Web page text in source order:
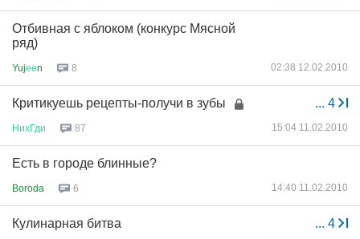
Отбивная с яблоком (конкурс Мясной
ряд)
Yujееn 8 02:38 12.02.2010
... 4
Критикуешь рецепты-получи в зубы
НихГди 87 15:04 11.02.2010
Есть в городе блинные?
Boroda 6 14:40 11.02.2010
... 4
Кулинарная битва